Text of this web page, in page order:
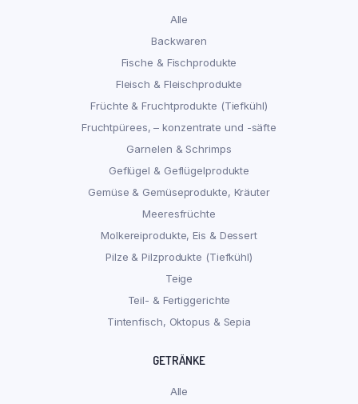
Alle
Backwaren
Fische & Fischprodukte
Fleisch & Fleischprodukte
Früchte & Fruchtprodukte (Tiefkühl)
Fruchtpürees, – konzentrate und -säfte
Garnelen & Schrimps
Geflügel & Geflügelprodukte
Gemüse & Gemüseprodukte, Kräuter
Meeresfrüchte
Molkereiprodukte, Eis & Dessert
Pilze & Pilzprodukte (Tiefkühl)
Teige
Teil- & Fertiggerichte
Tintenfisch, Oktopus & Sepia
GETRÄNKE
Alle